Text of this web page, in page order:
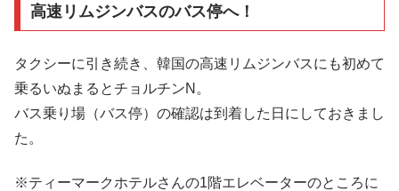
高速リムジンバスのバス停へ！
タクシーに引き続き、韓国の高速リムジンバスにも初めて
乗るいぬまるとチョルチンN。
バス乗り場（バス停）の確認は到着した日にしておきまし
た。
※ティーマークホテルさんの1階エレベーターのところに